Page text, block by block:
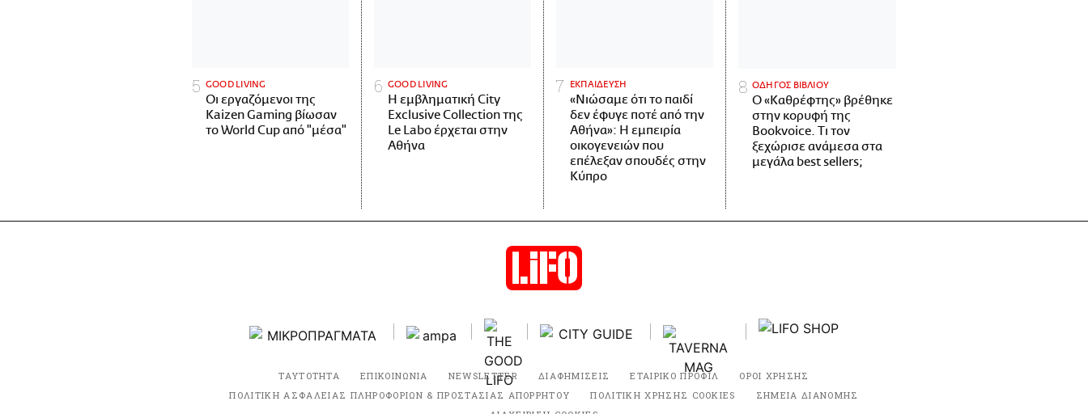
GOOD LIVING
Οι εργαζόμενοι της
Kaizen Gaming βίωσαν
το World Cup από "μέσα"
GOOD LIVING
Η εμβληματική City
Exclusive Collection της
Le Labo έρχεται στην
Αθήνα
ΕΚΠΑΙΔΕΥΣΗ
«Νιώσαμε ότι το παιδί
δεν έφυγε ποτέ από την
Αθήνα»: Η εμπειρία
οικογενειών που
επέλεξαν σπουδές στην
Κύπρο
ΟΔΗΓΟΣ ΒΙΒΛΙΟΥ
Ο «Καθρέφτης» βρέθηκε
στην κορυφή της
Bookvoice. Τι τον
ξεχώρισε ανάμεσα στα
μεγάλα best sellers;
ΤΑΥΤΟΤΗΤΑ ΕΠΙΚΟΙΝΩΝΙΑ NEWSLETTER ΔΙΑΦΗΜΙΣΕΙΣ ΕΤΑΙΡΙΚΟ ΠΡΟΦΙΛ
ΟΡΟΙ ΧΡΗΣΗΣ
ΠΟΛΙΤΙΚΗ ΑΣΦΑΛΕΙΑΣ ΠΛΗΡΟΦΟΡΙΩΝ & ΠΡΟΣΤΑΣΙΑΣ ΑΠΟΡΡΗΤΟΥ
ΠΟΛΙΤΙΚΗ ΧΡΗΣΗΣ COOKIES
ΣΗΜΕΙΑ ΔΙΑΝΟΜΗΣ